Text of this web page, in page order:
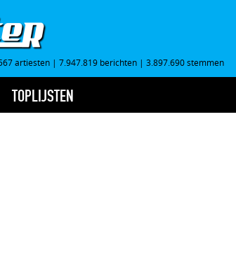
artiesten | 7.947.819 berichten | 3.897.690 stemmen
TOPLIJSTEN